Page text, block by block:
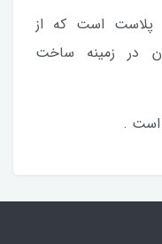
است که از
در زمینه ساخت